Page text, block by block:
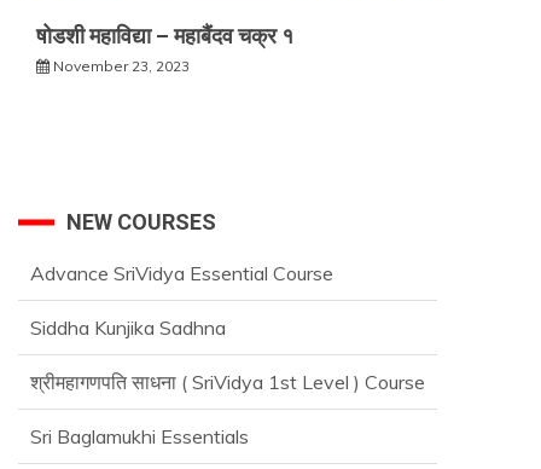
षोडशी महाविद्या – महाबैंदव चक्र १
November 23, 2023
NEW COURSES
Siddha Kunjika Sadhna
श्रीमहागणपति साधना ( SriVidya 1st Level ) Course
Sri Baglamukhi Essentials
श्रीराजमातंगी-साधना